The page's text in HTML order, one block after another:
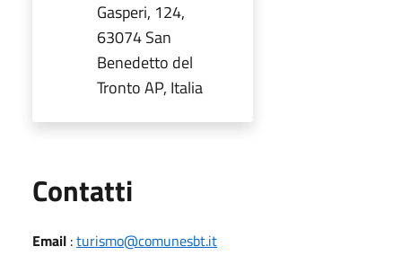
Gasperi, 124,
63074 San
Benedetto del
Tronto AP, Italia
Contatti
Email :turismo@comunesbt.it